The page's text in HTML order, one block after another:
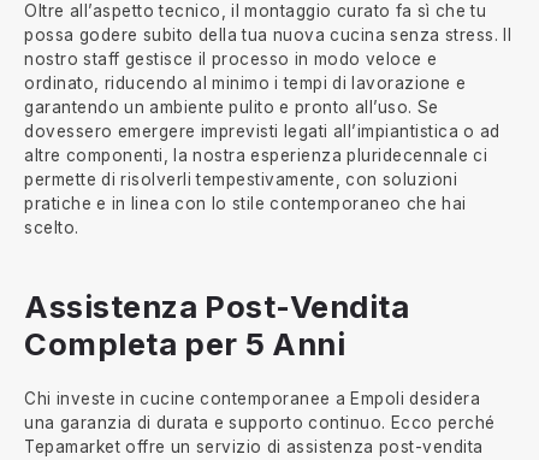
Oltre all’aspetto tecnico, il montaggio curato fa sì che tu
possa godere subito della tua nuova cucina senza stress. Il
nostro staff gestisce il processo in modo veloce e
ordinato, riducendo al minimo i tempi di lavorazione e
garantendo un ambiente pulito e pronto all’uso. Se
dovessero emergere imprevisti legati all’impiantistica o ad
altre componenti, la nostra esperienza pluridecennale ci
permette di risolverli tempestivamente, con soluzioni
pratiche e in linea con lo stile contemporaneo che hai
scelto.
Assistenza Post-Vendita
Completa per 5 Anni
Chi investe in cucine contemporanee a Empoli desidera
una garanzia di durata e supporto continuo. Ecco perché
Tepamarket offre un servizio di assistenza post-vendita